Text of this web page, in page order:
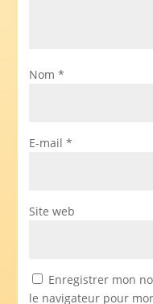
Nom *
E-mail *
Site web
Enregistrer mon
le navigateur pour